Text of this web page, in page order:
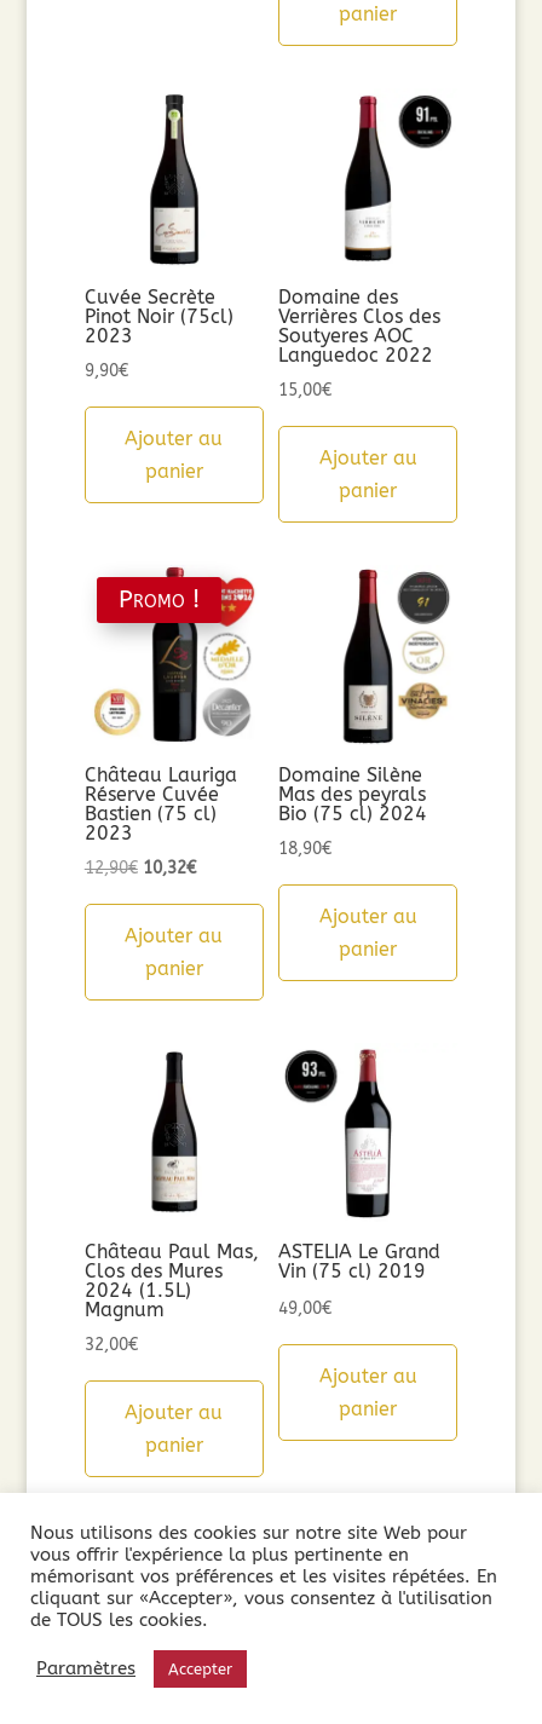
panier
Cuvée Secrète
Pinot Noir (75cl)
2023
9,90€
Ajouter au
panier
Domaine des
Verrières Clos des
Soutyeres AOC
Languedoc 2022
15,00€
Ajouter au
panier
Promo !
Château Lauriga
Réserve Cuvée
Bastien (75 cl)
2023
12,90€ Le
initial
était :
10,32€Le
actuel
est :
Ajouter au
panier
Domaine Silène
Mas des peyrals
Bio (75 cl) 2024
18,90€
Ajouter au
panier
Château Paul Mas,
Clos des Mures
2024 (1.5L)
Magnum
32,00€
Ajouter au
panier
ASTELIA Le Grand
Vin (75 cl) 2019
49,00€
Ajouter au
panier
Nous utilisons des cookies sur notre site Web pour
vous offrir l'expérience la plus pertinente en
mémorisant vos préférences et les visites répétées. En
cliquant sur «Accepter», vous consentez à l'utilisation
de TOUS les cookies.
Paramètres Accepter